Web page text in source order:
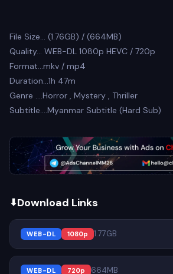
File Size… (1.76GB) / (664MB)
Quality… WEB-DL 1080p HEVC / 720p
Format…mkv / mp4
Duration…1h 47m
Genre ….Horror , Mystery , Thriller
Subtitle….Myanmar Subtitle (Hard Sub)
Download Links
WEB-DL 1080p 1.77GB
WEB-DL 720p 664MB